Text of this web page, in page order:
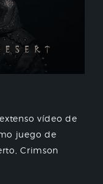
vídeo de
juego de
Crimson